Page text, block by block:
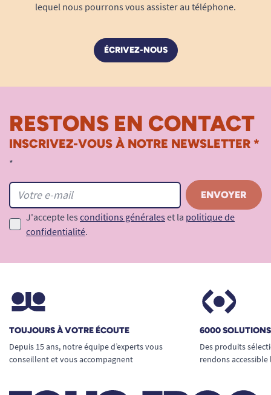
lequel nous pourrons vous assister au téléphone.
ÉCRIVEZ-NOUS
RESTONS EN CONTACT
INSCRIVEZ-VOUS À NOTRE NEWSLETTER *
*
J'accepte les conditions générales et la politique de
confidentialité.
TOUJOURS À VOTRE ÉCOUTE
Depuis 15 ans, notre équipe d’experts vous
conseillent et vous accompagnent
6000
Des produits
rendons